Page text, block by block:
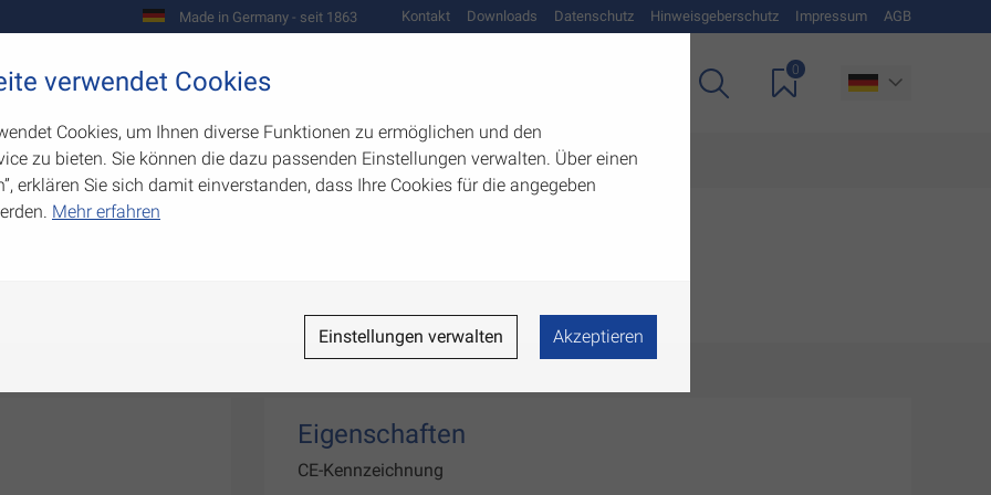
Made in Germany - seit 1863 Kontakt Downloads Datenschutz Hinweisgeberschutz Impressum AGB
Werkzeugbau
0
Eigenschaften
CE-Kennzeichnung
verwendet Cookies
Cookies, um Ihnen diverse Funktionen zu ermöglichen und den
zu bieten. Sie können die dazu passenden Einstellungen verwalten. Über einen
erklären Sie sich damit einverstanden, dass Ihre Cookies für die angegeben
Mehr erfahren
Einstellungen verwalten Akzeptieren